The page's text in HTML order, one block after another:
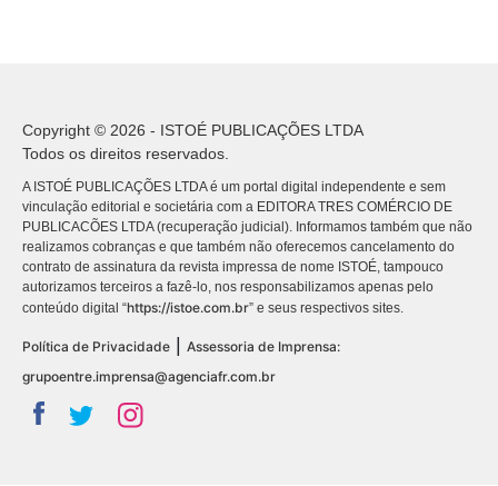
Copyright © 2026 - ISTOÉ PUBLICAÇÕES LTDA
Todos os direitos reservados.
A ISTOÉ PUBLICAÇÕES LTDA é um portal digital independente e sem
vinculação editorial e societária com a EDITORA TRES COMÉRCIO DE
PUBLICACÕES LTDA (recuperação judicial). Informamos também que não
realizamos cobranças e que também não oferecemos cancelamento do
contrato de assinatura da revista impressa de nome ISTOÉ, tampouco
autorizamos terceiros a fazê-lo, nos responsabilizamos apenas pelo
conteúdo digital “https://istoe.com.br” e seus respectivos sites.
Política de Privacidade
Assessoria de Imprensa:
grupoentre.imprensa@agenciafr.com.br